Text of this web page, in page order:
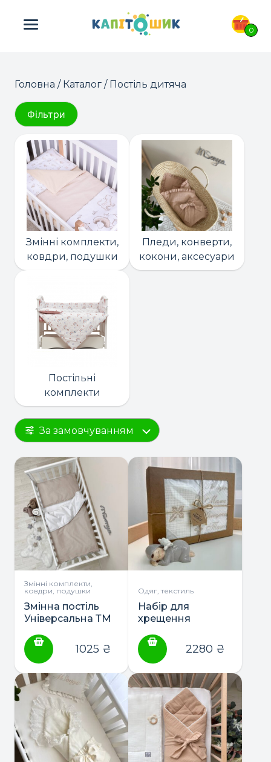
0
ПОШУК ТОВАРІВ:
Головна / Каталог / Постіль дитяча
Фільтри
Змінні комплекти,
ковдри, подушки
Пледи, конверти,
кокони, аксесуари
Постільні
комплекти
За замовчуванням
Змінні комплекти,
ковдри, подушки
Змінна постіль
Універсальна ТМ
1025 ₴
Одяг, текстиль
Набір для
хрещення
серветок для
свічок+мішечок
для першого
локона) ТМ
Маленька Соня
2280 ₴